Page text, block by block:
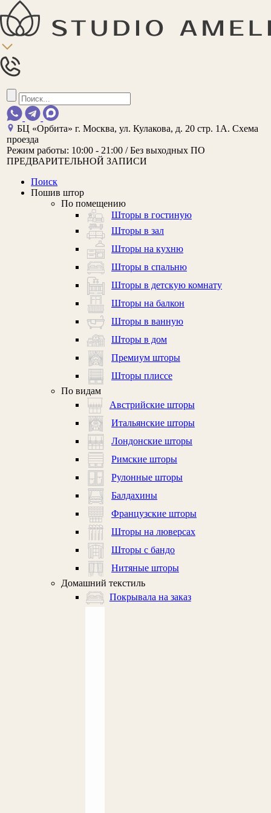
БЦ «Орбита»г. Москва, ул. Кулакова, д. 20 стр. 1А. Схема
проезда
Режим работы: 10:00 - 21:00 / Без выходных ПО
ПРЕДВАРИТЕЛЬНОЙ ЗАПИСИ
Поиск
Пошив штор
По помещению
Шторы в гостиную
Шторы в зал
Шторы на кухню
Шторы в спальню
Шторы в детскую комнату
Шторы на балкон
Шторы в ванную
Шторы в дом
Премиум шторы
Шторы плиссе
По видам
Австрийские шторы
Итальянские шторы
Лондонские шторы
Римские шторы
Рулонные шторы
Балдахины
Французские шторы
Шторы на люверсах
Шторы с бандо
Нитяные шторы
Домашний текстиль
Покрывала на заказ